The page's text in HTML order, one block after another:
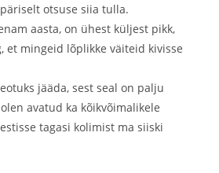
otsuse siia tulla.
aasta, on ühest küljest pikk,
et mingeid lõplikke väiteid kivisse
jääda, sest seal on palju
avatud ka kõikvõimalikele
tagasi kolimist ma siiski